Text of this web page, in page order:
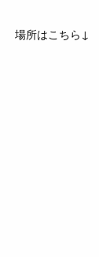
場所はこちら↓